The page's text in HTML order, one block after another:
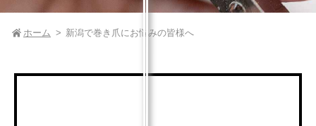
ホーム 新潟で巻き爪にお悩みの皆様へ